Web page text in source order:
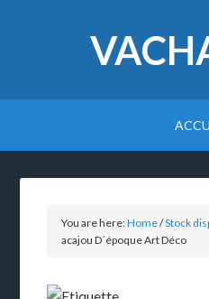
You are here:Home/Stock
acajou D´époque Art Déco